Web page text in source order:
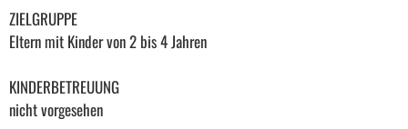
ZIELGRUPPE
Eltern mit Kinder von 2 bis 4 Jahren
KINDERBETREUUNG
nicht vorgesehen